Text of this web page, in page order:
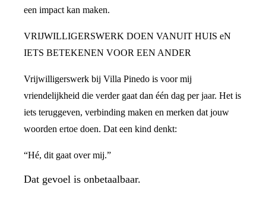
een impact kan maken.
VRIJWILLIGERSWERK DOEN VANUIT HUIS eN
IETS BETEKENEN VOOR EEN ANDER
Vrijwilligerswerk bij Villa Pinedo is voor mij
vriendelijkheid die verder gaat dan één dag per jaar. Het is
iets teruggeven, verbinding maken en merken dat jouw
woorden ertoe doen. Dat een kind denkt:
“Hé, dit gaat over mij.”
Dat gevoel is onbetaalbaar.